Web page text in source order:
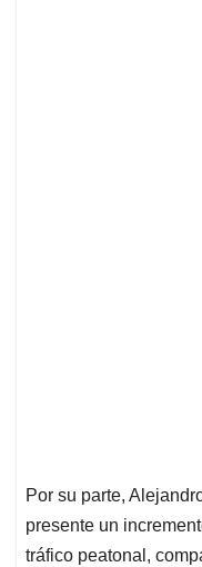
Por su parte,
presente un
tráfico peatonal,